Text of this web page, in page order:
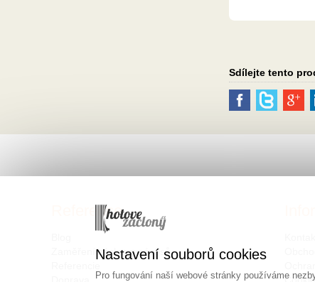
Sdílejte tento
Reference
Zaměření záclon a závěsů
Nastavení souborů cookies
Pro fungování naší webové stránky používáme